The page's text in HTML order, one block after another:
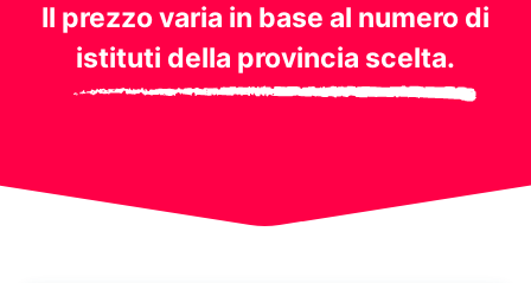
Il prezzo varia in base al numero di
istituti della provincia scelta.